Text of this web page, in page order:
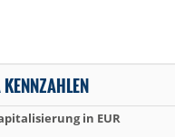
in EUR